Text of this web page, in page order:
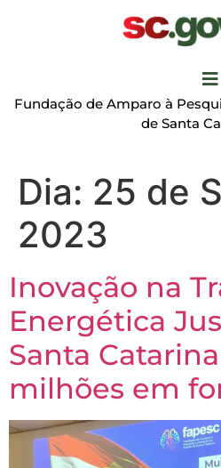
Fundação de Amparo à
de Santa
Dia: 25 de
2023
Inovação na
Energética
Santa
milhões em